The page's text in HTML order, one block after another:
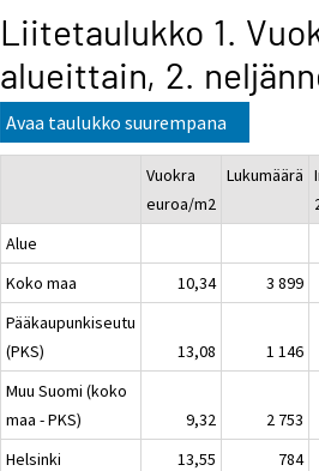
Liitetaulukko 1.
alueittain, 2.
Avaa taulukko suurempana
Vuokra
euroa/m2
Lukumäärä
Alue
Koko maa
10,34 3 899
Pääkaupunkiseutu
(PKS)
13,08 1 146
Muu Suomi (koko
maa - PKS)
9,32 2 753
Helsinki
13,55 784